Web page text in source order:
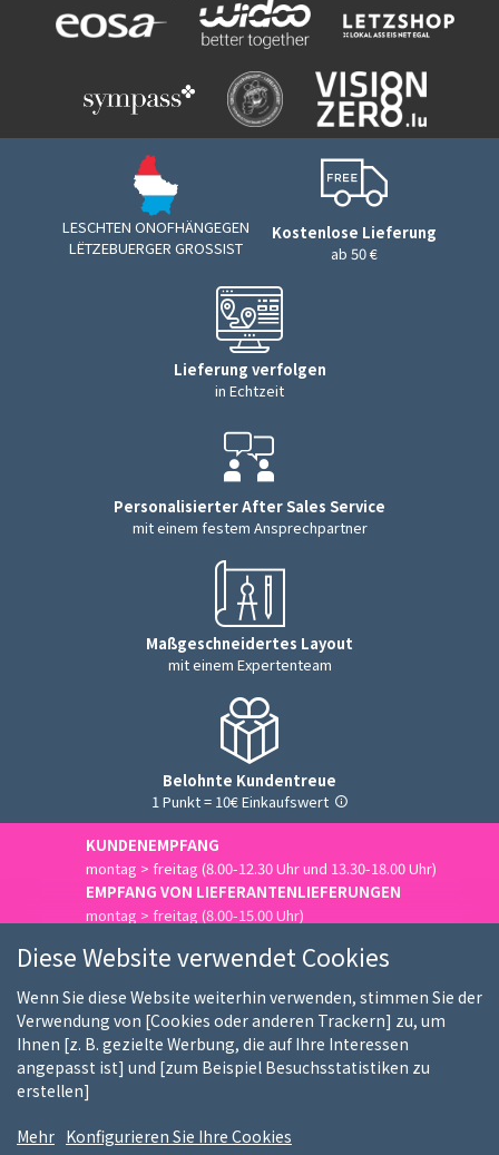
LESCHTEN ONOFHÄNGEGEN
LËTZEBUERGER GROSSIST
Kostenlose Lieferung
ab 50 €
Lieferung verfolgen
in Echtzeit
Personalisierter After Sales Service
mit einem festem Ansprechpartner
Maßgeschneidertes Layout
mit einem Expertenteam
Belohnte Kundentreue
1 Punkt = 10€ Einkaufswert
KUNDENEMPFANG
montag > freitag (8.00-12.30 Uhr und 13.30-18.00 Uhr)
EMPFANG VON LIEFERANTENLIEFERUNGEN
montag > freitag (8.00-15.00 Uhr)
Wer sind wir Unsere Kunden
Unsere Marken
Stellenangebote
Diese Website verwendet Cookies
Wenn Sie diese Website weiterhin verwenden, stimmen Sie der
Verwendung von [Cookies oder anderen Trackern] zu, um
Ihnen [z. B. gezielte Werbung, die auf Ihre Interessen
angepasst ist] und [zum Beispiel Besuchsstatistiken zu
erstellen]
Mehr Konfigurieren Sie Ihre Cookies